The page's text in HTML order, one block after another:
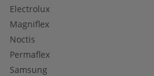
Electrolux
Magniflex
Noctis
Permaflex
Samsung